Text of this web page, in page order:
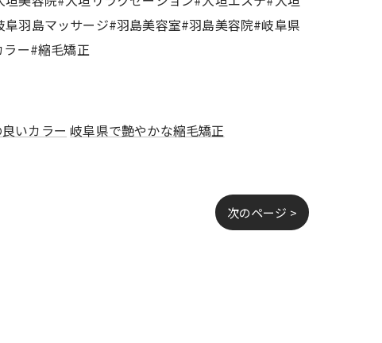
羽島マッサージ#羽島美容室#羽島美容院#岐阜県
ー#縮毛矯正
いカラー 岐阜県で艶やかな縮毛矯正
次のページ >